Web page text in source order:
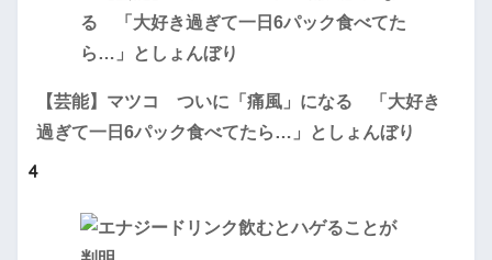
【芸能】マツコ ついに「痛風」になる 「大好き
過ぎて一日6パック食べてたら…」としょんぼり
4